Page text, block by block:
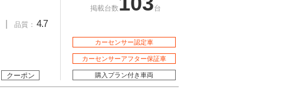
品質： 4.7
クーポン
掲載台数 台
カーセンサー認定車
カーセンサーアフター保証車
購入プラン付き車両